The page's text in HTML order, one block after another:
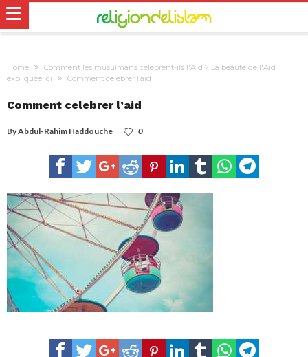
Home
Comment les musulmans célèbrent-ils l'Aïd ? La beauté de l'Aïd
expliquée ici
Comment celebrer l’aid
Comment celebrer l’aid
ByAbdul-Rahim Haddouche 0